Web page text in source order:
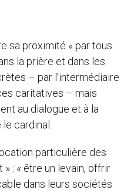
sa proximité « par tous
la prière et dans les
– par l’intermédiaire
caritatives – mais
au dialogue et à la
cardinal.
particulière des
: « être un levain, offrir
dans leurs sociétés